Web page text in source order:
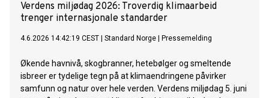
Verdens miljødag 2026: Troverdig klimaarbeid
trenger internasjonale standarder
4.6.2026 14:42:19 CEST Standard Norge Pressemelding
Økende havnivå, skogbranner, hetebølger og smeltende
isbreer er tydelige tegn på at klimaendringene påvirker
samfunn og natur over hele verden. Verdens miljødag 5. juni